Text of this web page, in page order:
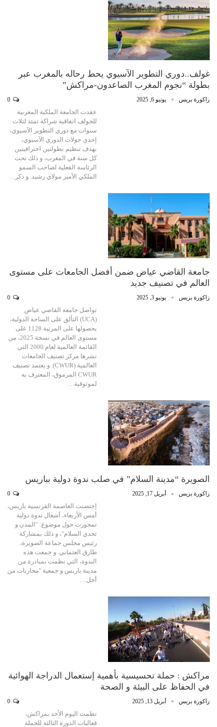
غولف..دوري التطوير الآسيوي يحط رحاله بالمغرب عبر
بطولة “نجوم المغرب الصاعدون-مراكش”
زاكورة بريس يونيو 6, 2025
عقدت الجامعة الملكية المغربية
للجولف اتفاقية شراكة تمتد لثلاث
سنوات مع دوري التطوير الآسيوي،
إحدى جولات الدوري الآسيوي،
بهدف تنظيم بطولتين احترافيتين
كل سنة في المغرب، و ذلك تحت
الرئاسة الفعلية لصاحب السمو
الملكي الأمير مولاي رشيد. و ذكر…
جامعة القاضي عياض ضمن أفضل الجامعات على مستوى
العالم في تصنيف جديد
زاكورة بريس يونيو 3, 2025
تواصل جامعة القاضي عياض
(UCA) التألق على الساحة الدولية،
بحصولها على المرتبة 1128 على
مستوى العالم في نسخة 2025، من
القائمة العالمية لعام 2000 التي
نشرها مركز تصنيف الجامعات
العالمية (CWUR). و يعتمد تصنيف
CWUR المرموق، المعترف به
لموثوقية…
الصويرة “مدينة السلام” في صلب ندوة دولية بباريس
زاكورة بريس أبريل 17, 2025
إحتضنت العاصمة الفرنسية باريس،
أمس الأربعاء، أشغال ندوة دولية
تمحورت حول موضوع: "المدن و
تحدي السلام"، و ذلك بمشاركة
رئيس مجلس جماعة الصويرة،
طارق العثماني. و جمعت هذه
الندوة، التي نظمت بمبادرة من
مدينة باريس و جمعية "محاربات من
أجل…
مراكش : حملة تحسيسية بأهمية إستعمال الدراجة الهوائية
في الحفاظ على البيئة و الصحة
زاكورة بريس أبريل 13, 2025
نظمت اليوم الأحد بمراكش،
فعاليات الدورة الثالثة للحملة